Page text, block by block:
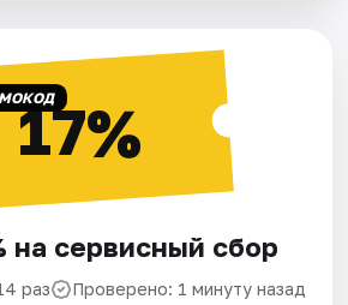
17%
на сервисный сбор
раз Проверено: 1 минуту назад